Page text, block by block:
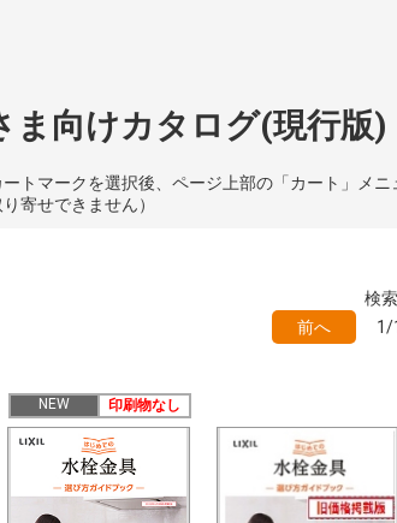
ま向けカタログ(現行版)
トマークを選択後、ページ上部の「カート」メ
寄せできません）
検
前へ
1/
NEW 印刷物なし